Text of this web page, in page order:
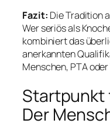
Fazit: Die Tradition
Wer seriös als
kombiniert das
anerkannten
Menschen, PTA
Startpunkt
Der